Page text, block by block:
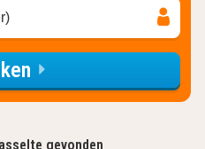
gevonden